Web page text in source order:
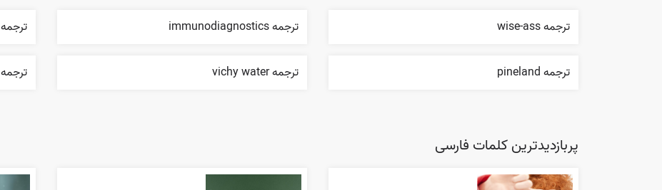
ترجمه wise-ass ترجمه immunodiagnostics ترجمه promulgate
ترجمه pineland ترجمه vichy water ترجمه postponement
پربازدیدترین کلمات فارسی